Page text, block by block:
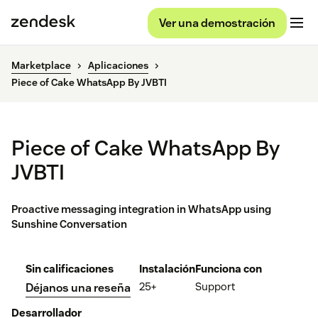
Ver una demostración
Marketplace
Aplicaciones
Piece of Cake WhatsApp By JVBTI
Piece of Cake WhatsApp By
JVBTI
Proactive messaging integration in WhatsApp using
Sunshine Conversation
Sin calificaciones
Déjanos una reseña
Instalación
25+
Funciona con
Support
Desarrollador